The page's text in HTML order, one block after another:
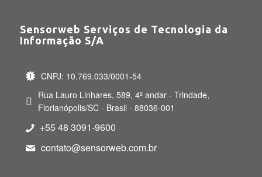
Sensorweb Serviços de Tecnologia da
Informação S/A
CNPJ: 10.769.033/0001-54
Rua Lauro Linhares, 589, 4º andar - Trindade,
Florianópolis/SC - Brasil - 88036-001
+55 48 3091-9600
contato@sensorweb.com.br